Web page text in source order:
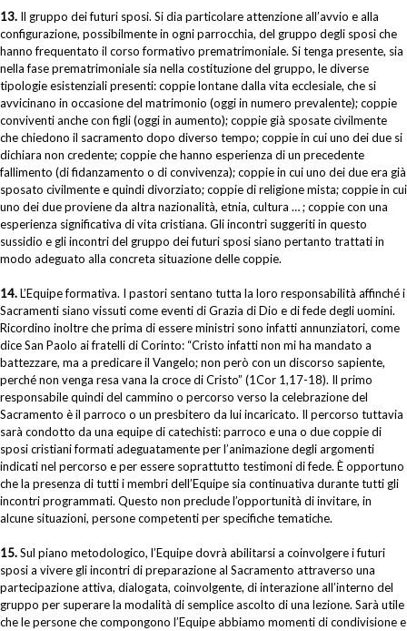
13. Il gruppo dei futuri sposi. Si dia particolare attenzione all’avvio e alla
configurazione, possibilmente in ogni parrocchia, del gruppo degli sposi che
hanno frequentato il corso formativo prematrimoniale. Si tenga presente, sia
nella fase prematrimoniale sia nella costituzione del gruppo, le diverse
tipologie esistenziali presenti: coppie lontane dalla vita ecclesiale, che si
avvicinano in occasione del matrimonio (oggi in numero prevalente); coppie
conviventi anche con figli (oggi in aumento); coppie già sposate civilmente
che chiedono il sacramento dopo diverso tempo; coppie in cui uno dei due si
dichiara non credente; coppie che hanno esperienza di un precedente
fallimento (di fidanzamento o di convivenza); coppie in cui uno dei due era già
sposato civilmente e quindi divorziato; coppie di religione mista; coppie in cui
uno dei due proviene da altra nazionalità, etnia, cultura … ; coppie con una
esperienza significativa di vita cristiana. Gli incontri suggeriti in questo
sussidio e gli incontri del gruppo dei futuri sposi siano pertanto trattati in
modo adeguato alla concreta situazione delle coppie.
14.L’Equipe formativa. I pastori sentano tutta la loro responsabilità affinché i
Sacramenti siano vissuti come eventi di Grazia di Dio e di fede degli uomini.
Ricordino inoltre che prima di essere ministri sono infatti annunziatori, come
dice San Paolo ai fratelli di Corinto: “Cristo infatti non mi ha mandato a
battezzare, ma a predicare il Vangelo; non però con un discorso sapiente,
perché non venga resa vana la croce di Cristo” (1Cor 1,17-18). Il primo
responsabile quindi del cammino o percorso verso la celebrazione del
Sacramento è il parroco o un presbitero da lui incaricato. Il percorso tuttavia
sarà condotto da una equipe di catechisti: parroco e una o due coppie di
sposi cristiani formati adeguatamente per l’animazione degli argomenti
indicati nel percorso e per essere soprattutto testimoni di fede. È opportuno
che la presenza di tutti i membri dell’Equipe sia continuativa durante tutti gli
incontri programmati. Questo non preclude l’opportunità di invitare, in
alcune situazioni, persone competenti per specifiche tematiche.
15.Sul piano metodologico, l’Equipe dovrà abilitarsi a coinvolgere i futuri
sposi a vivere gli incontri di preparazione al Sacramento attraverso una
partecipazione attiva, dialogata, coinvolgente, di interazione all’interno del
gruppo per superare la modalità di semplice ascolto di una lezione. Sarà utile
che le persone che compongono l’Equipe abbiamo momenti di condivisione e